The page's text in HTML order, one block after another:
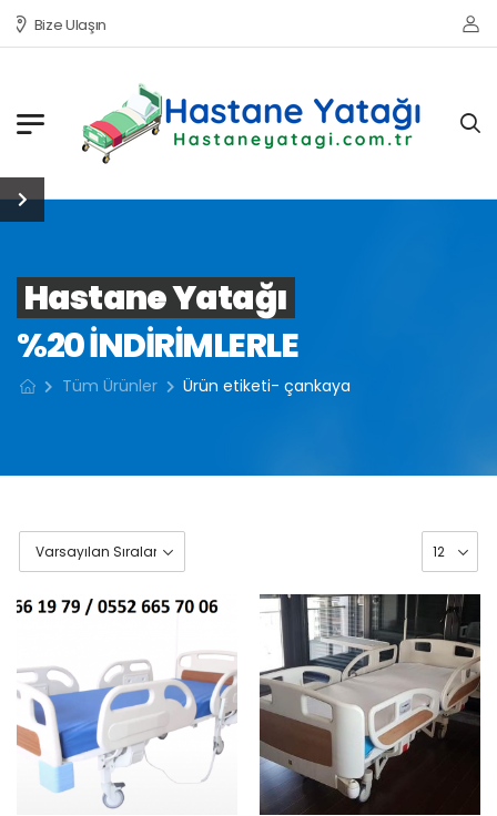
Bize Ulaşın
Hastane Yatağı
%20 INDIRIMLERLE
Tüm Ürünler Ürün etiketi- çankaya